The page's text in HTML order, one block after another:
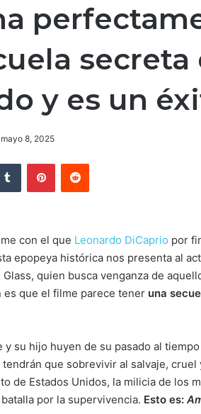
secreta
y es un
mayo 8, 2025
con el que Leonardo DiCaprio por
epopeya histórica nos presenta al
quien busca venganza de
es que el filme parece tener una
y su hijo huyen de su pasado al
que sobrevivir al salvaje,
de Estados Unidos, la milicia de los
por la supervivencia. Esto es: